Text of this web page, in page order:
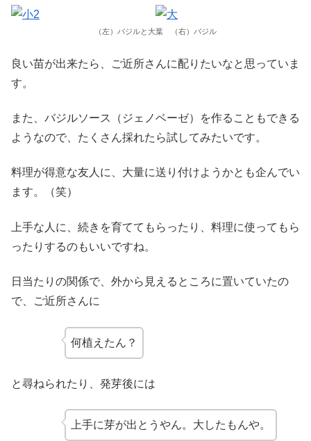
（左）バジルと大葉 （右）バジル
良い苗が出来たら、ご近所さんに配りたいなと思っていま
す。
また、バジルソース（ジェノベーゼ）を作ることもできる
ようなので、たくさん採れたら試してみたいです。
料理が得意な友人に、大量に送り付けようかとも企んでい
ます。（笑）
上手な人に、続きを育ててもらったり、料理に使ってもら
ったりするのもいいですね。
日当たりの関係で、外から見えるところに置いていたの
で、ご近所さんに
何植えたん？
と尋ねられたり、発芽後には
上手に芽が出とうやん。大したもんや。